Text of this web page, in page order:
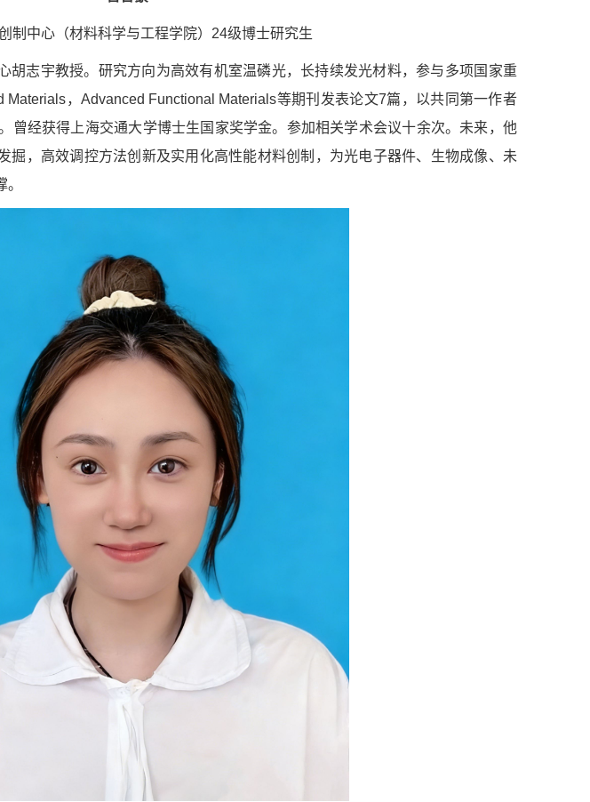
制中心（材料科学与工程学院）24级博士研究生
胡志宇教授。研究方向为高效有机室温磷光，长持续发光材料，参与多项国家重
Materials，Advanced Functional Materials等期刊发表论文7篇，以共同第一作者
曾经获得上海交通大学博士生国家奖学金。参加相关学术会议十余次。未来，他
掘，高效调控方法创新及实用化高性能材料创制，为光电子器件、生物成像、未